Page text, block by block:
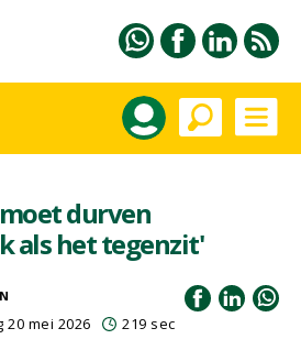
durven
als het tegenzit'
20 mei 2026 219 sec